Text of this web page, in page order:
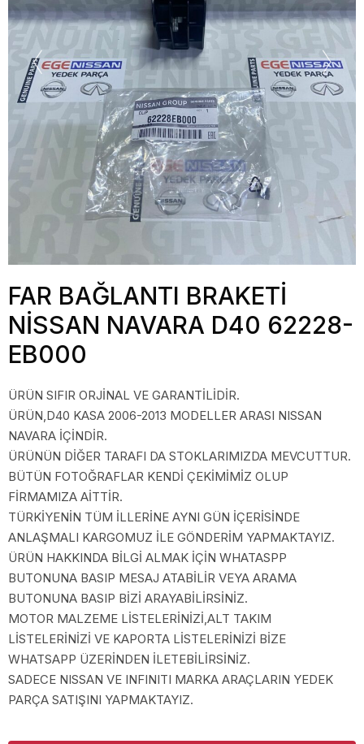
FAR BAĞLANTI BRAKETİ
NİSSAN NAVARA D40 62228-
EB000
ÜRÜN SIFIR ORJİNAL VE GARANTİLİDİR.
ÜRÜN,D40 KASA 2006-2013 MODELLER ARASI NISSAN
NAVARA İÇİNDİR.
ÜRÜNÜN DİĞER TARAFI DA STOKLARIMIZDA MEVCUTTUR.
BÜTÜN FOTOĞRAFLAR KENDİ ÇEKİMİMİZ OLUP
FİRMAMIZA AİTTİR.
TÜRKİYENİN TÜM İLLERİNE AYNI GÜN İÇERİSİNDE
ANLAŞMALI KARGOMUZ İLE GÖNDERİM YAPMAKTAYIZ.
ÜRÜN HAKKINDA BİLGİ ALMAK İÇİN WHATASPP
BUTONUNA BASIP MESAJ ATABİLİR VEYA ARAMA
BUTONUNA BASIP BİZİ ARAYABİLİRSİNİZ.
MOTOR MALZEME LİSTELERİNİZİ,ALT TAKIM
LİSTELERİNİZİ VE KAPORTA LİSTELERİNİZİ BİZE
WHATSAPP ÜZERİNDEN İLETEBİLİRSİNİZ.
SADECE NISSAN VE INFINITI MARKA ARAÇLARIN YEDEK
PARÇA SATIŞINI YAPMAKTAYIZ.